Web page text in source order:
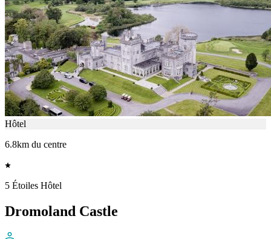
Hôtel
6.8km du centre
5 Étoiles Hôtel
Dromoland Castle